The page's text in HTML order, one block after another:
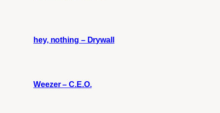
hey, nothing – Drywall
Weezer – C.E.O.